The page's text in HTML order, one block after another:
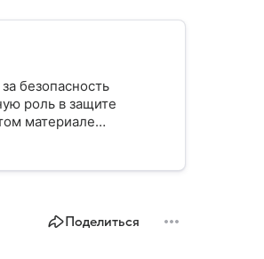
безопасность
роль в защите
материале
и какую роль
Поделиться